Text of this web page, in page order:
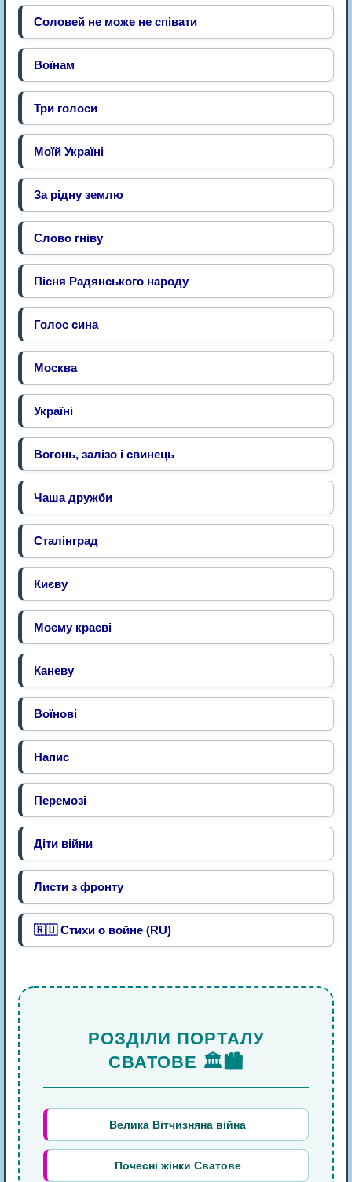
Соловей не може не співати
Воїнам
Три голоси
Моїй Україні
За рідну землю
Слово гніву
Пісня Радянського народу
Голос сина
Москва
Україні
Вогонь, залізо і свинець
Чаша дружби
Сталінград
Києву
Моєму краєві
Каневу
Воїнові
Напис
Перемозі
Діти війни
Листи з фронту
🇷🇺 Стихи о войне (RU)
РОЗДІЛИ ПОРТАЛУ
СВАТОВЕ 🏛️🏙️
Велика Вітчизняна війна
Почесні жінки Сватове